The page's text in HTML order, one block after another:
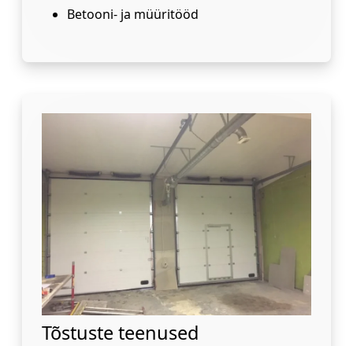
Betooni- ja müüritööd
Tõstuste teenused